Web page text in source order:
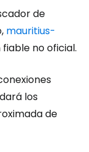
de
mauritius-
no oficial.
los
de